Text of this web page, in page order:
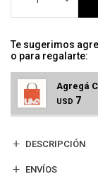
Te sugerimos
o para regalarte:
Agregá
USD 7
DESCRIPCIÓN
ENVÍOS